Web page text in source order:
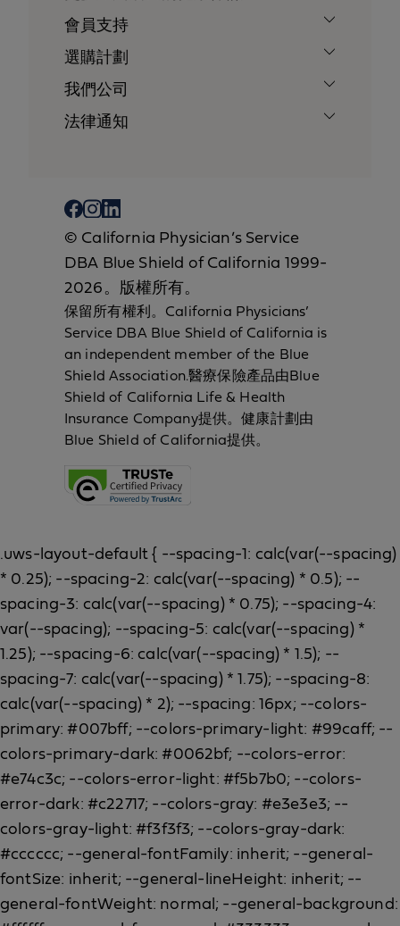
會員支持
選購計劃
我們公司
法律通知
© California Physician’s Service
DBA Blue Shield of California 1999-
2026。版權所有。
保留所有權利。California Physicians’
Service DBA Blue Shield of California is
an independent member of the Blue
Shield Association.醫療保險產品由Blue
Shield of California Life & Health
Insurance Company提供。健康計劃由
Blue Shield of California提供。